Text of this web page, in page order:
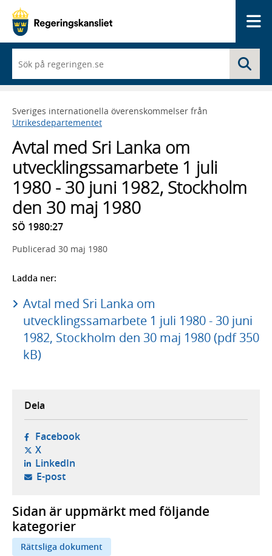
du
börjar
skriva
framträder
en
med
sökförslag
Sveriges internationella överenskommelser från
Utrikesdepartementet
Avtal med Sri Lanka om
utvecklingssamarbete 1 juli
1980 - 30 juni 1982, Stockholm
den 30 maj 1980
SÖ 1980:27
Publicerad 30 maj 1980
Ladda ner:
Avtal med Sri Lanka om
utvecklingssamarbete 1 juli 1980 - 30 juni
1982, Stockholm den 30 maj 1980 (pdf 350
kB)
Dela
Facebook- öppnas i ny flik, extern webbplats,
X- öppnas i ny flik, extern webbplats,
LinkedIn- öppnas i ny flik, extern webbplats,
E-post- öppnar din e-postklient,
Sidan är uppmärkt med följande
kategorier
Rättsliga dokument